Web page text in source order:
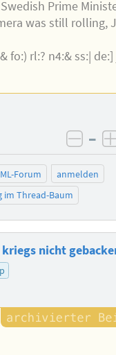
Prime
was still rolling,
fo:) rl:? n4:& ss:| de:]
–
Forum
anmelden
im Thread-Baum
nicht